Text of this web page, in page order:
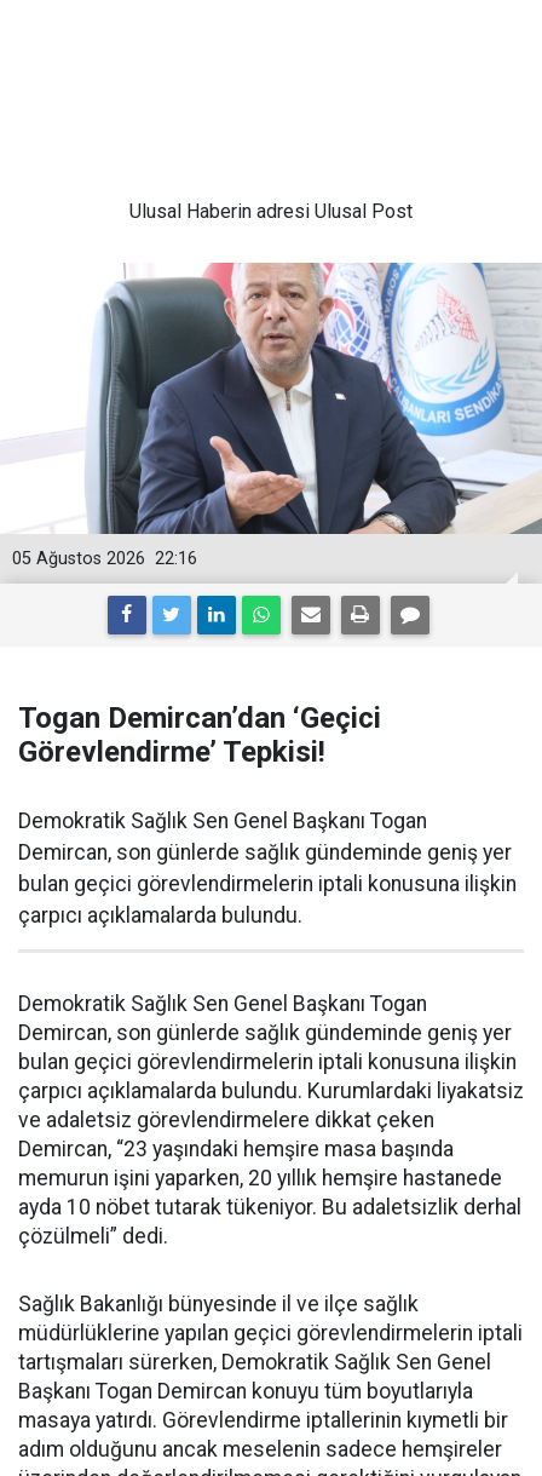
Ulusal Haberin adresi Ulusal Post
22:16
05 Ağustos 2026
Togan Demircan’dan ‘Geçici
Görevlendirme’ Tepkisi!
Demokratik Sağlık Sen Genel Başkanı Togan
Demircan, son günlerde sağlık gündeminde geniş yer
bulan geçici görevlendirmelerin iptali konusuna ilişkin
çarpıcı açıklamalarda bulundu.
Demokratik Sağlık Sen Genel Başkanı Togan
Demircan, son günlerde sağlık gündeminde geniş yer
bulan geçici görevlendirmelerin iptali konusuna ilişkin
çarpıcı açıklamalarda bulundu. Kurumlardaki liyakatsiz
ve adaletsiz görevlendirmelere dikkat çeken
Demircan, “23 yaşındaki hemşire masa başında
memurun işini yaparken, 20 yıllık hemşire hastanede
ayda 10 nöbet tutarak tükeniyor. Bu adaletsizlik derhal
çözülmeli” dedi.
Sağlık Bakanlığı bünyesinde il ve ilçe sağlık
müdürlüklerine yapılan geçici görevlendirmelerin iptali
tartışmaları sürerken, Demokratik Sağlık Sen Genel
Başkanı Togan Demircan konuyu tüm boyutlarıyla
masaya yatırdı. Görevlendirme iptallerinin kıymetli bir
adım olduğunu ancak meselenin sadece hemşireler